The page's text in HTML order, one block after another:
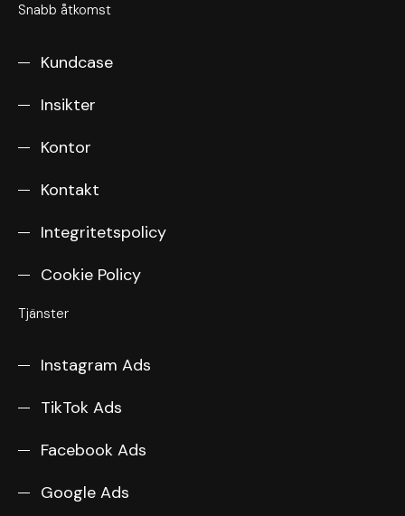
Snabb åtkomst
Kundcase
Insikter
Kontor
Kontakt
Integritetspolicy
Cookie Policy
Tjänster
Instagram Ads
TikTok Ads
Facebook Ads
Google Ads